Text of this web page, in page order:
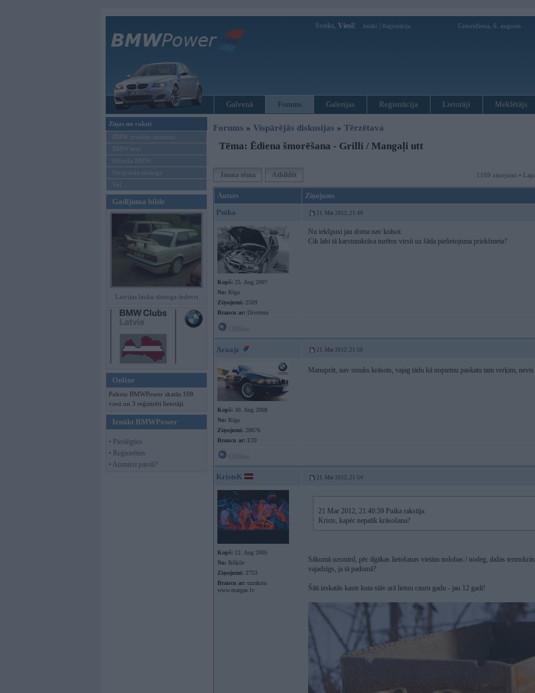
Sveiks, Viesi! Ienākt Reģistrācija Ceturtdiena, 6. augusts
Galvenā Forums Galerijas Reģistrācija Lietotāji Meklētājs
Ziņas un raksti
BMW modeļu jaunumi
BMW testi
Mēneša BMW
Sērijveida tūnings
Vel...
Gadījuma bilde
Latvijas lauku tūninga šedevri
Online
Pašreiz BMWPower skatās 108
viesi un 3 reģistrēti lietotāji.
Ienākt BMWPower
• Pieslēgties
• Reģistrēties
• Aizmirsi paroli?
Forums » Vispārējās diskusijas » Tērzētava
Tēma: Ēdiena šmorēšana - Grilli / Mangaļi utt
Jauna tēma Atbildēt 1169 ziņojumi •
Autors Ziņojums
Puika 21. Mar 2012, 21:49
Kopš: 25. Aug 2007
No: Rīga
Ziņojumi: 2509
Braucu ar: Divriteni
Nu iekšpusi jau doma nav krāsot.
Cik labi tā karstumkrāsa turētos virsū uz šāda pielietojuma priekšmeta?
Araajz 21. Mar 2012, 21:50
Kopš: 30. Aug 2008
No: Rīga
Ziņojumi: 28676
Braucu ar: E39
Manuprāt, nav smuks krāsots, vajag tādu kā nopietnu paskatu tam verķim,
KristsK 21. Mar 2012, 21:54
Kopš: 22. Aug 2005
No: Ikšķile
Ziņojumi: 2753
Braucu ar: uzrakstu
www.margas.lv
21 Mar 2012, 21:40:59 Puika rakstīja:
Krists, kapēc nepatīk krāsošana?
Sākumā uzsmird, pēc ilgākas lietošanas vietām nolobas / nodeg, dažas
vajadzīgs, ja tā padomā?
Šāti izskatās kaste kuta stāv arā lietuu cauru gadu - jau 12 gadi!